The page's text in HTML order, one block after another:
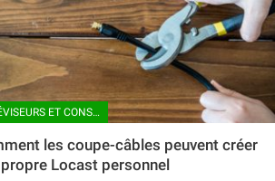
TÉLÉVISEURS ET CONSOLES VIDÉO
les coupe-câbles peuvent créer
Locast personnel